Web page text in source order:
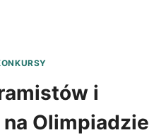
i
Olimpiadzie